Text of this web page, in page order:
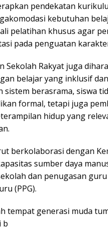
pendekatan
kebutuhan
pelatihan khusus agar
pada penguatan
Sekolah Rakyat juga
belajar yang inklusif
sistem berasrama, siswa
formal, tetapi juga
hidup yang
berkolaborasi dengan
sumber daya
dan penugasan
(PPG).
tempat generasi muda
b